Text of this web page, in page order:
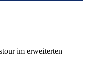
im erweiterten